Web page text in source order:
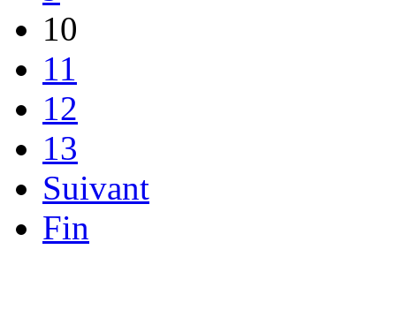
10
11
12
13
Suivant
Fin